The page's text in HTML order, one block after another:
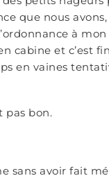
que nous
à
cabine et c’est
en vaines
pas bon.
sans avoir fait